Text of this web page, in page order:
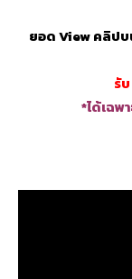
ยอด View คลิป
รั
*ได้เฉพ